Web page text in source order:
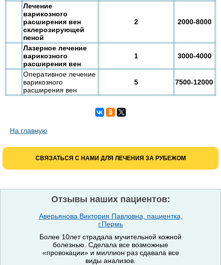
Лечение
варикозного
расширения вен
склерозирующей
пеной
2 2000-8000
Лазерное лечение
варикозного
расширения вен
1 3000-4000
Оперативное лечение
варикозного
расширения вен
5 7500-12000
На главную
СВЯЗАТЬСЯ С НАМИ ДЛЯ ЛЕЧЕНИЯ ЗА РУБЕЖОМ
Отзывы наших пациентов:
Аверьянова Виктория Павловна, пациентка,
г.Пермь
Более 10лет страдала мучительной кожной
болезнью. Сделала все возможные
«провокации» и миллион раз сдавала все
виды анализов.